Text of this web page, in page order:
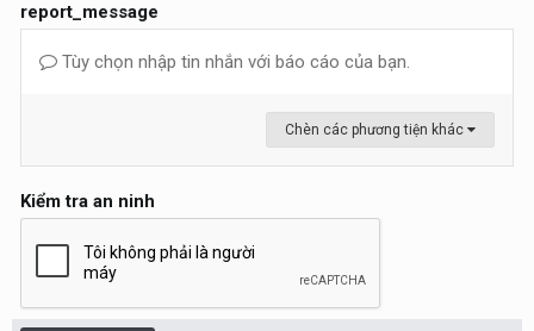
report_message
Tùy chọn nhập tin nhắn với báo cáo của bạn.
Chèn các phương tiện khác
Kiểm tra an ninh